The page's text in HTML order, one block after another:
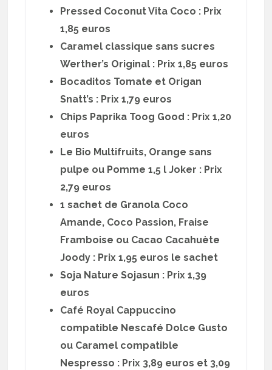
Pressed Coconut Vita Coco : Prix
1,85 euros
Caramel classique sans sucres
Werther’s Original : Prix 1,85 euros
Bocaditos Tomate et Origan
Snatt’s : Prix 1,79 euros
Chips Paprika Toog Good : Prix 1,20
euros
Le Bio Multifruits, Orange sans
pulpe ou Pomme 1,5 l Joker : Prix
2,79 euros
1 sachet de Granola Coco
Amande, Coco Passion, Fraise
Framboise ou Cacao Cacahuète
Joody : Prix 1,95 euros le sachet
Soja Nature Sojasun : Prix 1,39
euros
Café Royal Cappuccino
compatible Nescafé Dolce Gusto
ou Caramel compatible
Nespresso : Prix 3,89 euros et 3,09